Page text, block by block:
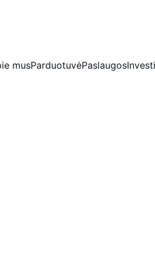
musParduotuvėPaslaugos